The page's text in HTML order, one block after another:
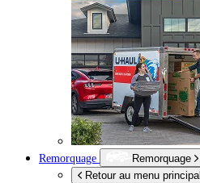
Remorquage
Remorquage
Retour au menu principal